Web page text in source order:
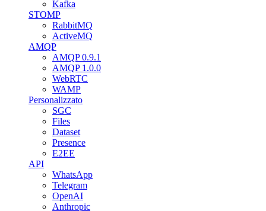
Kafka
STOMP
RabbitMQ
ActiveMQ
AMQP
AMQP 0.9.1
AMQP 1.0.0
WebRTC
WAMP
Personalizzato
SGC
Files
Dataset
Presence
E2EE
API
WhatsApp
Telegram
OpenAI
Anthropic